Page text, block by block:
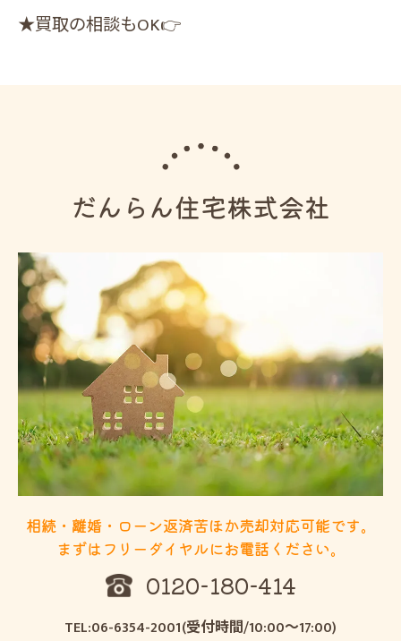
★買取の相談もOK👉
だんらん住宅株式会社
相続・離婚・ローン返済苦ほか売却対応可能です。
まずはフリーダイヤルにお電話ください。
0120-180-414
TEL:06-6354-2001(受付時間/10:00～17:00)